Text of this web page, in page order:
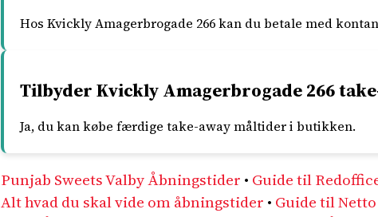
Hos Kvickly Amagerbrogade 266 kan du betale med
Tilbyder Kvickly Amagerbrogade 266
Ja, du kan købe færdige take-away måltider i butikken.
Punjab Sweets Valby Åbningstider • Guide til
Alt hvad du skal vide om åbningstider • Guide til